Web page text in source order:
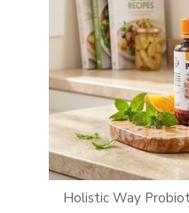
Holistic Way